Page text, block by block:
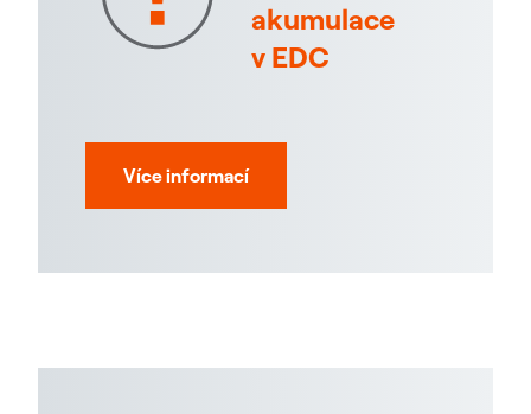
akumulace
v EDC
Více informací